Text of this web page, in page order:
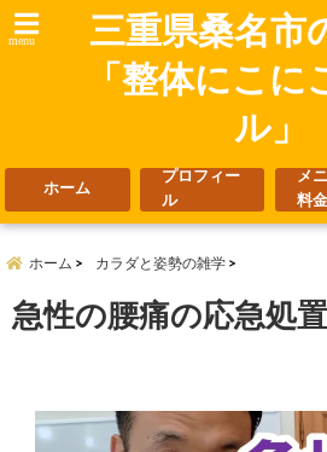
menu
三重県桑名市
「整体にこに
ル」
ホーム
プロフィー
ル
メ
料金
ホーム カラダと姿勢の雑学
急性の腰痛の応急処置